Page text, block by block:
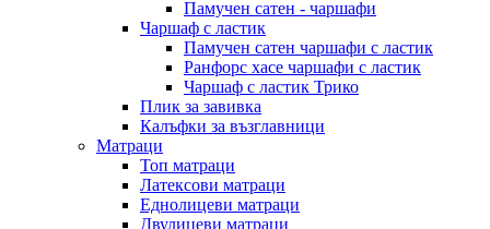
Памучен сатен - чаршафи
Чаршаф с ластик
Памучен сатен чаршафи с ластик
Ранфорс хасе чаршафи с ластик
Чаршаф с ластик Трико
Плик за завивкa
Калъфки за възглавници
Матраци
Топ матраци
Латексови матраци
Еднолицеви матраци
Двулицеви матраци